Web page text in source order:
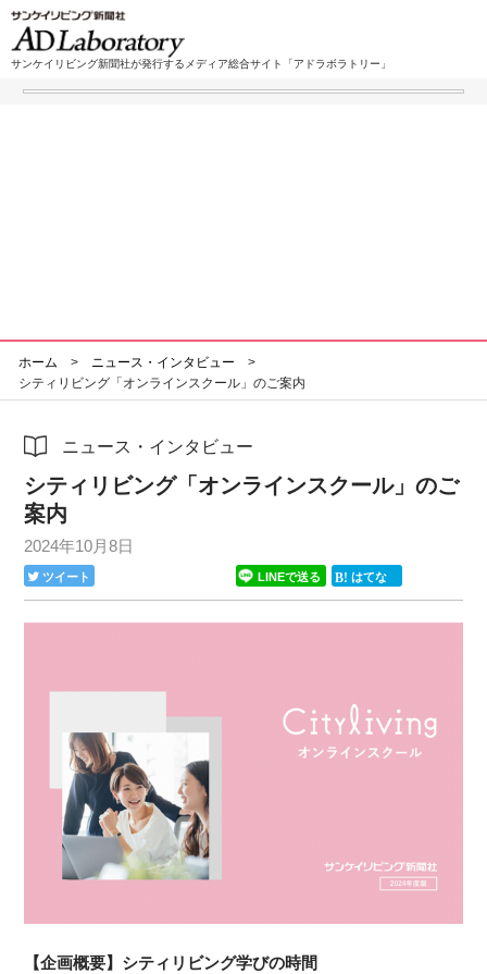
サンケイリビング新聞社が発行するメディア総合サイト「アドラボラトリー」
ホーム > ニュース・インタビュー >
シティリビング「オンラインスクール」のご案内
ニュース・インタビュー
シティリビング「オンラインスクール」のご
案内
2024年10月8日
ツイート LINEで送る はてな
【企画概要】シティリビング学びの時間